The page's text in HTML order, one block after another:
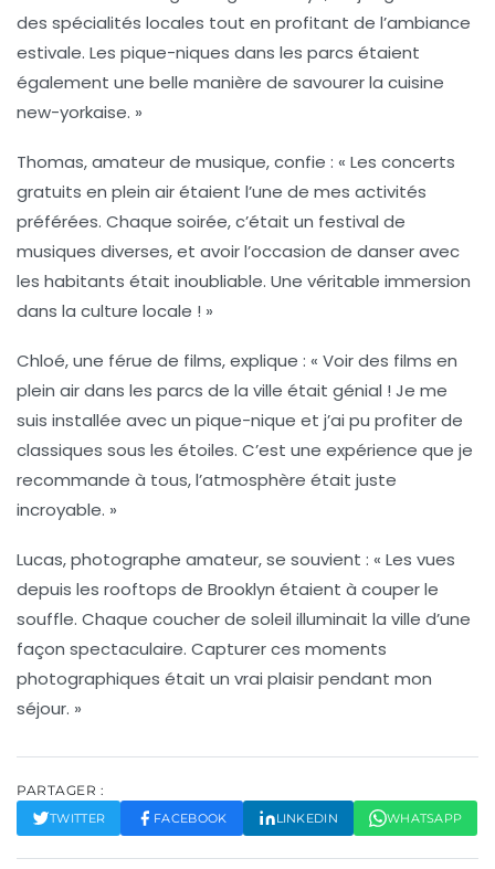
des spécialités locales tout en profitant de l’ambiance
estivale. Les pique-niques dans les parcs étaient
également une belle manière de savourer la cuisine
new-yorkaise. »
Thomas, amateur de musique, confie : « Les concerts
gratuits en plein air étaient l’une de mes activités
préférées. Chaque soirée, c’était un festival de
musiques diverses, et avoir l’occasion de danser avec
les habitants était inoubliable. Une véritable immersion
dans la culture locale ! »
Chloé, une férue de films, explique : « Voir des films en
plein air dans les parcs de la ville était génial ! Je me
suis installée avec un pique-nique et j’ai pu profiter de
classiques sous les étoiles. C’est une expérience que je
recommande à tous, l’atmosphère était juste
incroyable. »
Lucas, photographe amateur, se souvient : « Les vues
depuis les rooftops de Brooklyn étaient à couper le
souffle. Chaque coucher de soleil illuminait la ville d’une
façon spectaculaire. Capturer ces moments
photographiques était un vrai plaisir pendant mon
séjour. »
PARTAGER :
TWITTER FACEBOOK LINKEDIN WHATSAPP